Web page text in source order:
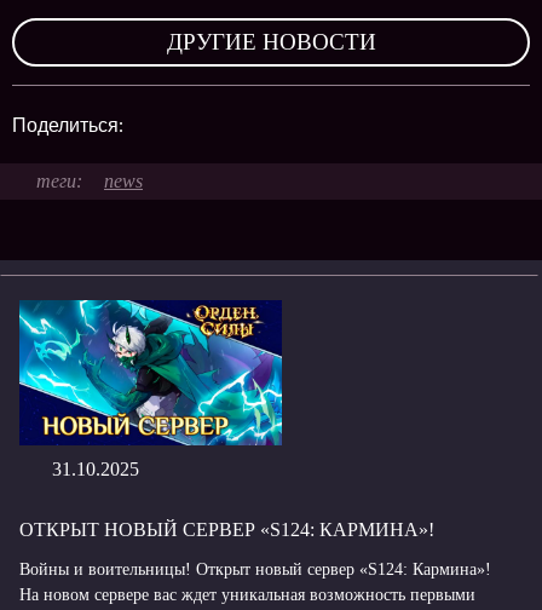
ДРУГИЕ НОВОСТИ
Поделиться:
news
31.10.2025
ОТКРЫТ НОВЫЙ СЕРВЕР «S124: КАРМИНА»!
Войны и воительницы! Открыт новый сервер «S124: Кармина»!
На новом сервере вас ждет уникальная возможность первыми